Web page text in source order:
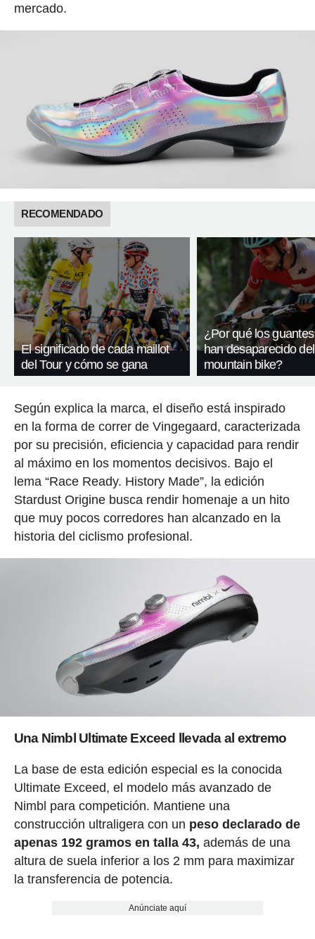
mercado.
RECOMENDADO
El significado de cada maillot
del Tour y cómo se gana
¿Por qué los
han desaparecido del
mountain bike?
Según explica la marca, el diseño está inspirado
en la forma de correr de Vingegaard, caracterizada
por su precisión, eficiencia y capacidad para rendir
al máximo en los momentos decisivos. Bajo el
lema “Race Ready. History Made”, la edición
Stardust Origine busca rendir homenaje a un hito
que muy pocos corredores han alcanzado en la
historia del ciclismo profesional.
Una Nimbl Ultimate Exceed llevada al extremo
La base de esta edición especial es la conocida
Ultimate Exceed, el modelo más avanzado de
Nimbl para competición. Mantiene una
construcción ultraligera con un peso declarado de
apenas 192 gramos en talla 43, además de una
altura de suela inferior a los 2 mm para maximizar
la transferencia de potencia.
Anúnciate aquí